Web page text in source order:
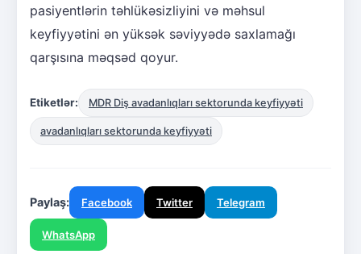
pasiyentlərin təhlükəsizliyini və məhsul
keyfiyyətini ən yüksək səviyyədə saxlamağı
qarşısına məqsəd qoyur.
Etiketlər: MDR Diş avadanlıqları sektorunda keyfiyyəti
avadanlıqları sektorunda keyfiyyəti
Paylaş: Facebook Twitter Telegram
WhatsApp